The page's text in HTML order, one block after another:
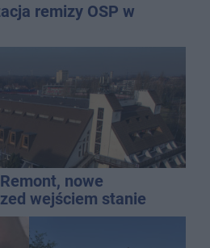
remizy OSP w
nowe
wejściem stanie